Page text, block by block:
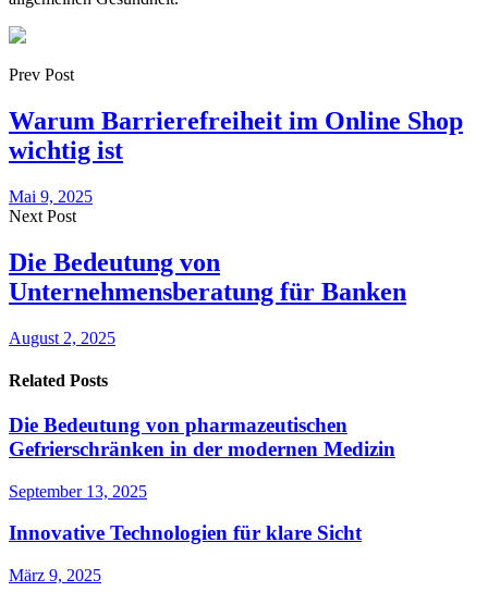
Prev Post
Warum Barrierefreiheit im Online Shop
wichtig ist
Mai 9, 2025
Next Post
Die Bedeutung von
Unternehmensberatung für Banken
August 2, 2025
Related Posts
Die Bedeutung von pharmazeutischen
Gefrierschränken in der modernen Medizin
September 13, 2025
Innovative Technologien für klare Sicht
März 9, 2025